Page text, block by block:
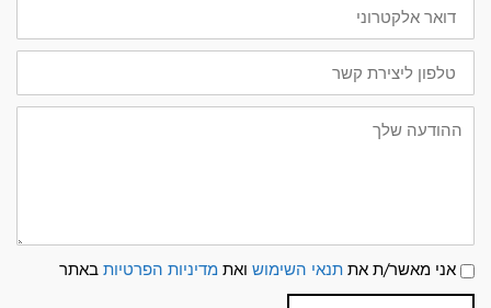
אלקטרוני
טלפון
ליצירת
קשר
ההודעה
שלך
תנאי
שימוש
ומדיניות
אני מאשר/ת את תנאי השימוש ואת מדיניות הפרטיות באתר